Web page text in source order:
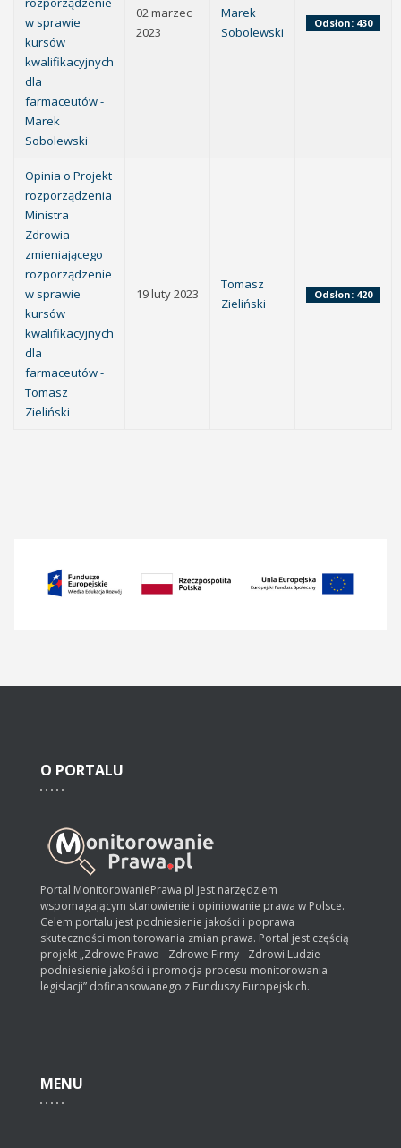
w sprawie
kursów
kwalifikacyjnych
dla
farmaceutów -
Marek
Sobolewski
02 marzec
2023
Marek
Sobolewski
Odsłon: 430
Opinia o Projekt
rozporządzenia
Ministra
Zdrowia
zmieniającego
rozporządzenie
w sprawie
kursów
kwalifikacyjnych
dla
farmaceutów -
Tomasz
Zieliński
19 luty 2023
Tomasz
Zieliński
Odsłon: 420
O PORTALU
Portal MonitorowaniePrawa.pl jest narzędziem
wspomagającym stanowienie i opiniowanie prawa w Polsce.
Celem portalu jest podniesienie jakości i poprawa
skuteczności monitorowania zmian prawa. Portal jest częścią
projekt „Zdrowe Prawo - Zdrowe Firmy - Zdrowi Ludzie -
podniesienie jakości i promocja procesu monitorowania
legislacji” dofinansowanego z Funduszy Europejskich.
MENU